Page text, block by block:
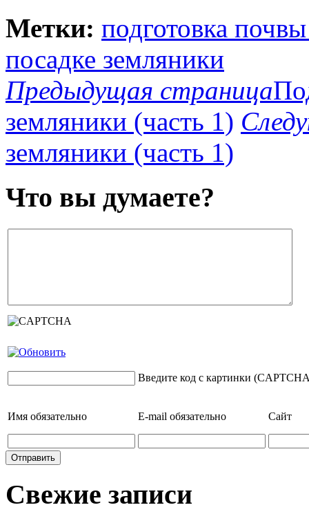
Метки: подготовка
посадке земляники
Предыдущая страница
земляники (часть 1)
земляники (часть 1)
Что вы думаете?
Введите код с картинки
Имя обязательно E-mail обязательно Сайт
Свежие записи